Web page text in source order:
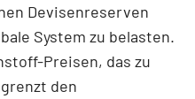
Devisenreserven
System zu belasten.
Preisen, das zu
den